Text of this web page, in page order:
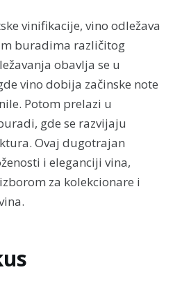
vinifikacije, vino odležava
buradima različitog
obavlja se u
vino dobija začinske note
Potom prelazi u
gde se razvijaju
Ovaj dugotrajan
i eleganciji vina,
za kolekcionare i